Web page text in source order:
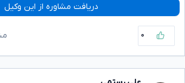
دریافت مشاوره از این وکیل
۰